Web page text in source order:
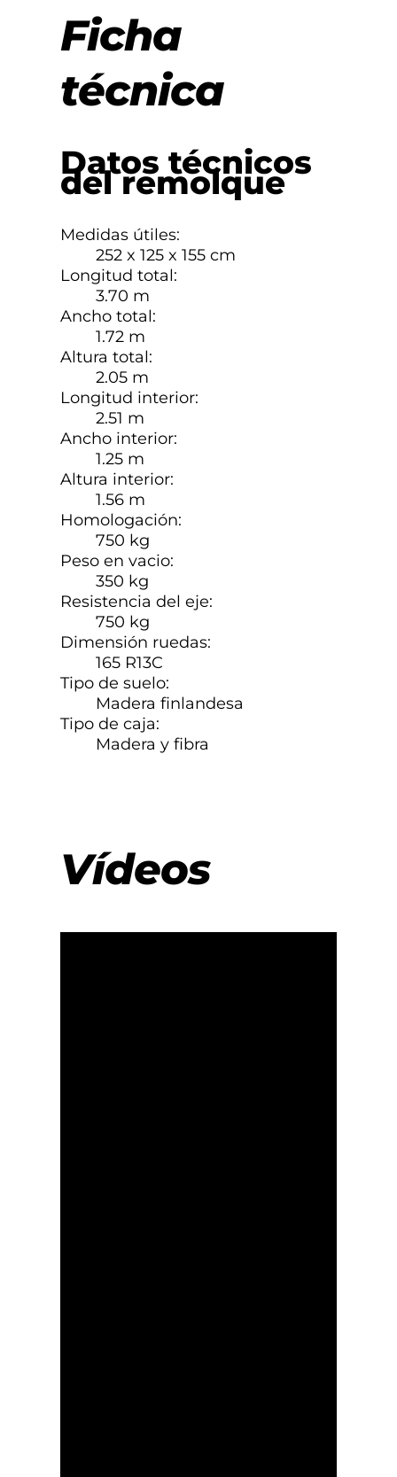
Ficha
técnica
Datos técnicos
del remolque
Medidas útiles:
252 x 125 x 155 cm
Longitud total:
3.70 m
Ancho total:
1.72 m
Altura total:
2.05 m
Longitud interior:
2.51 m
Ancho interior:
1.25 m
Altura interior:
1.56 m
Homologación:
750 kg
Peso en vacio:
350 kg
Resistencia del eje:
750 kg
Dimensión ruedas:
165 R13C
Tipo de suelo:
Madera finlandesa
Tipo de caja:
Madera y fibra
Vídeos